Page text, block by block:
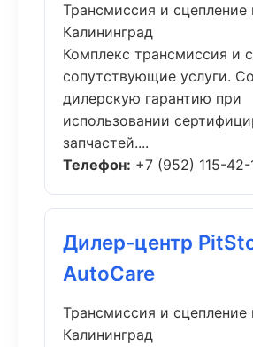
Трансмиссия и сцепление
Калининград
Комплекс трансмиссия и
сопутствующие услуги.
дилерскую гарантию при
использовании
запчастей....
Телефон: +7 (952) 115-42-
Дилер-центр
AutoCare
Трансмиссия и сцепление
Калининград